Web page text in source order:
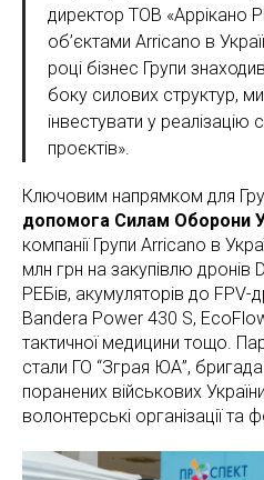
директор ТОВ «Аррікано
об’єктами Arricano в
році бізнес Групи
боку силових структур,
інвестувати у реалізацію
проєктів».
Ключовим напрямком для
допомога Силам Оборони
компанії Групи Arricano в
млн грн на закупівлю дронів
РЕБів, акумуляторів до FPV-
Bandera Power 430 S,
тактичної медицини тощо.
стали ГО “Зграя ЮА”, бригада
поранених військових України
волонтерські організації та